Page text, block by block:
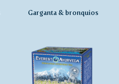
Garganta & bronquios